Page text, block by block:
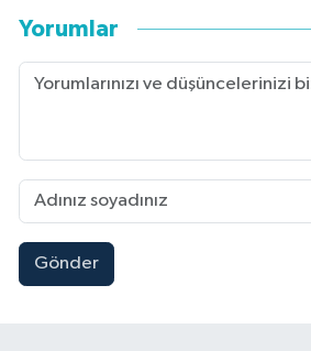
Yorumlar
Gönder